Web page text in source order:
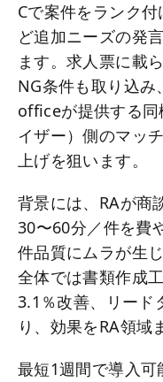
Cで案件をランク
ど追加ニーズの発
ます。求人票に載
NG条件も取り込み
officeが提供する同
イザー）側のマッ
上げを狙います。
背景には、RAが商
30〜60分／件を費
件品質にムラが生
全体では書類作成
3.1％改善、リード
り、効果をRA領域
最短1週間で導入